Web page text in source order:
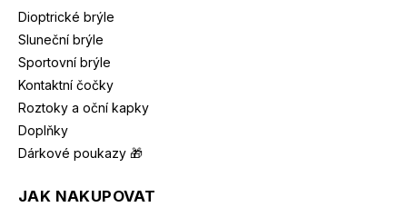
Dioptrické brýle
Sluneční brýle
Sportovní brýle
Kontaktní čočky
Roztoky a oční kapky
Doplňky
Dárkové poukazy 🎁
JAK NAKUPOVAT